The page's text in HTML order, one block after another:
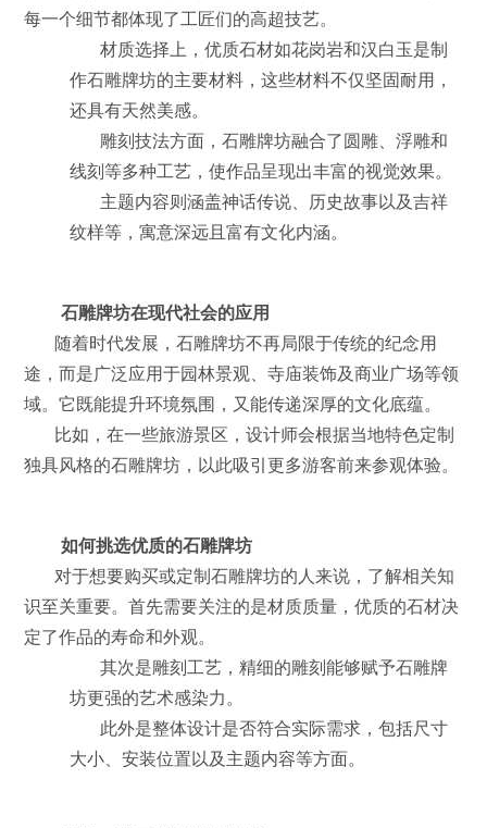
每一个细节都体现了工匠们的高超技艺。
材质选择上，优质石材如花岗岩和汉白玉是制
作石雕牌坊的主要材料，这些材料不仅坚固耐用，
还具有天然美感。
雕刻技法方面，石雕牌坊融合了圆雕、浮雕和
线刻等多种工艺，使作品呈现出丰富的视觉效果。
主题内容则涵盖神话传说、历史故事以及吉祥
纹样等，寓意深远且富有文化内涵。
石雕牌坊在现代社会的应用
随着时代发展，石雕牌坊不再局限于传统的纪念用
途，而是广泛应用于园林景观、寺庙装饰及商业广场等领
域。它既能提升环境氛围，又能传递深厚的文化底蕴。
比如，在一些旅游景区，设计师会根据当地特色定制
独具风格的石雕牌坊，以此吸引更多游客前来参观体验。
如何挑选优质的石雕牌坊
对于想要购买或定制石雕牌坊的人来说，了解相关知
识至关重要。首先需要关注的是材质质量，优质的石材决
定了作品的寿命和外观。
其次是雕刻工艺，精细的雕刻能够赋予石雕牌
坊更强的艺术感染力。
此外是整体设计是否符合实际需求，包括尺寸
大小、安装位置以及主题内容等方面。